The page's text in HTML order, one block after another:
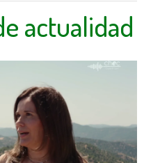
actualidad